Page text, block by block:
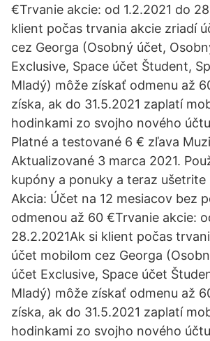
€Trvanie akcie: od 1.2.2021 do
klient počas trvania akcie zriadí
cez Georga (Osobný účet,
Exclusive, Space účet Študent,
Mladý) môže získať odmenu až
získa, ak do 31.5.2021 zaplatí
hodinkami zo svojho nového
Platné a testované 6 € zľava
Aktualizované 3 marca 2021.
kupóny a ponuky a teraz ušetrite
Akcia: Účet na 12 mesiacov bez
odmenou až 60 €Trvanie akcie:
28.2.2021Ak si klient počas
účet mobilom cez Georga
účet Exclusive, Space účet
Mladý) môže získať odmenu až
získa, ak do 31.5.2021 zaplatí
hodinkami zo svojho nového